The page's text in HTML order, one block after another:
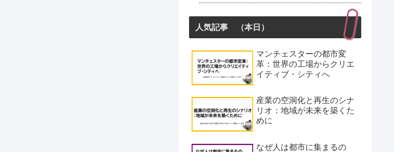
人気記事 （本日）
マンチェスターの都市変
革：世界の工場からクリエ
イティブ・シティへ
産業の空洞化と再生のシナ
リオ：地域が未来を築くた
めに
なぜ人は都市に集まるの